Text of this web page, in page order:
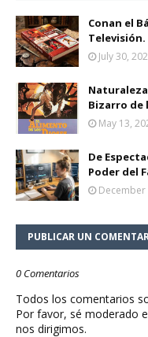
Conan el
Televisión.
July 30,
Bizarro de
May 13,
De
Poder del
December
PUBLICAR UN
0 Comentarios
Todos los comentarios
Por favor, sé moderado
nos dirigimos.